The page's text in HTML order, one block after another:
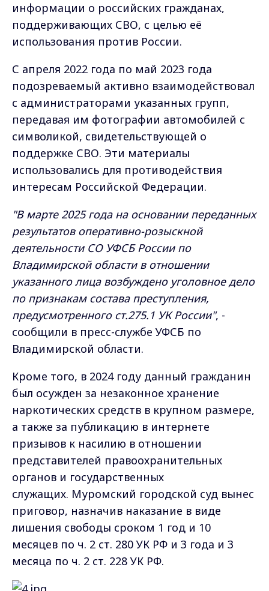
информации о российских гражданах,
поддерживающих СВО, с целью её
использования против России.
С апреля 2022 года по май 2023 года
подозреваемый активно взаимодействовал
с администраторами указанных групп,
передавая им фотографии автомобилей с
символикой, свидетельствующей о
поддержке СВО. Эти материалы
использовались для противодействия
интересам Российской Федерации.
"В марте 2025 года на основании переданных
результатов оперативно-розыскной
деятельности СО УФСБ России по
Владимирской области в отношении
указанного лица возбуждено уголовное дело
по признакам состава преступления,
предусмотренного ст.275.1 УК России", -
сообщили в пресс-службе УФСБ по
Владимирской области.
Кроме того, в 2024 году данный гражданин
был осужден за незаконное хранение
наркотических средств в крупном размере,
а также за публикацию в интернете
призывов к насилию в отношении
представителей правоохранительных
органов и государственных
служащих. Муромский городской суд вынес
приговор, назначив наказание в виде
лишения свободы сроком 1 год и 10
месяцев по ч. 2 ст. 280 УК РФ и 3 года и 3
месяца по ч. 2 ст. 228 УК РФ.